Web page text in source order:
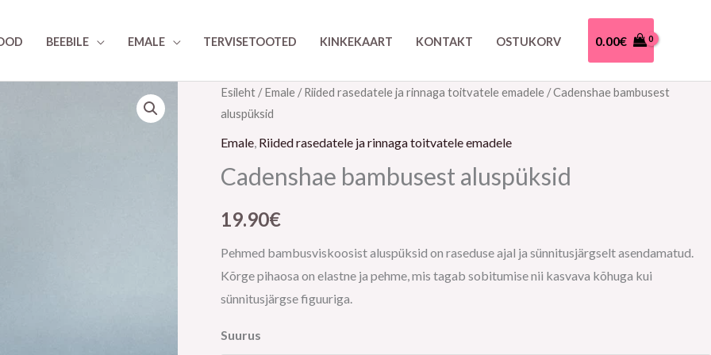
BEEBILE EMALE TERVISETOOTED KINKEKAART KONTAKT OSTUKORV 0.00€
Esileht/Emale/Riided rasedatele ja rinnaga toitvatele emadele/ Cadenshae bambusest
aluspüksid
Emale, Riided rasedatele ja rinnaga toitvatele emadele
Cadenshae bambusest aluspüksid
19.90€
Pehmed bambusviskoosist aluspüksid on raseduse ajal ja sünnitusjärgselt asendamatud.
Kõrge pihaosa on elastne ja pehme, mis tagab sobitumise nii kasvava kõhuga kui
sünnitusjärgse figuuriga.
Suurus
Cadenshae
bambusest
aluspüksid